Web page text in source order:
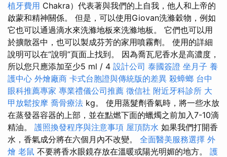
植牙費用 Chakra）代表著與我們的上自我，他人和上帝的
啟蒙和精神關係。 但是，可以使用Giovan洗滌穀物，例如
它也可以通過滴水來洗滌地板來洗滌地板。 它們也可以用
於擴散器中，也可以製成芬芳的家用噴霧劑。 使用的詳細
說明可以在“說明”頁面上找到。 因為喬瓦尼香水是高濃度，
所以您只應添加至少5 ml / 4 設計公司 泰國簽證 坐月子 養
護中心 外燴廠商 卡式台胞證與傳統版的差異 殺蟑螂 台中
眼科推薦專家 專業禮儀公司推薦 徵信社 附近牙科診所 大
甲放鬆按摩 喬骨療法 kg。 使用蒸髮劑香氣時，將一些水放
在蒸發器容器的上部，並在點燃下面的蠟燭之前加入7-10滴
精油。 護照換發程序與注意事項 屋頂防水 如果我們打開香
水，香氣成分將在六個月內不改變。 全面醫美服務選擇 外
燴 老鼠 不要將香水眼鏡存放在溫暖或陽光明媚的地方。 護